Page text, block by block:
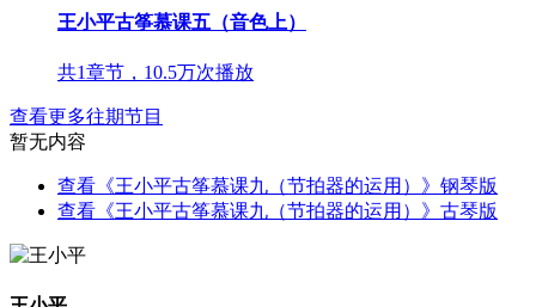
王小平古筝慕课五（音色上）
共1章节，10.5万次播放
查看更多往期节目
暂无内容
查看《王小平古筝慕课九（节拍器的运用）》钢琴版
查看《王小平古筝慕课九（节拍器的运用）》古琴版